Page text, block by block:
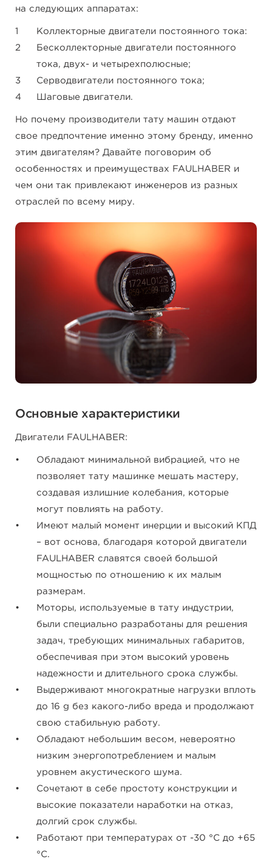
на следующих аппаратах:
Коллекторные двигатели постоянного тока:
Бесколлекторные двигатели постоянного
тока, двух- и четырехполюсные;
Серводвигатели постоянного тока;
Шаговые двигатели.
Но почему производители тату машин отдают
свое предпочтение именно этому бренду, именно
этим двигателям? Давайте поговорим об
особенностях и преимуществах FAULHABER и
чем они так привлекают инженеров из разных
отраслей по всему миру.
Основные характеристики
Двигатели FAULHABER:
Обладают минимальной вибрацией, что не
позволяет тату машинке мешать мастеру,
создавая излишние колебания, которые
могут повлиять на работу.
Имеют малый момент инерции и высокий КПД
– вот основа, благодаря которой двигатели
FAULHABER славятся своей большой
мощностью по отношению к их малым
размерам.
Моторы, используемые в тату индустрии,
были специально разработаны для решения
задач, требующих минимальных габаритов,
обеспечивая при этом высокий уровень
надежности и длительного срока службы.
Выдерживают многократные нагрузки вплоть
до 16 g без какого-либо вреда и продолжают
свою стабильную работу.
Обладают небольшим весом, невероятно
низким энергопотреблением и малым
уровнем акустического шума.
Сочетают в себе простоту конструкции и
высокие показатели наработки на отказ,
долгий срок службы.
Работают при температурах от -30 °C до +65
°C.